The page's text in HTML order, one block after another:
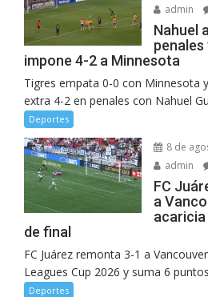
admin
Nahuel
penales
impone 4-2 a Minnesota
Tigres empata 0-0 con Minnesota
extra 4-2 en penales con Nahuel
Deportes
8 de
admin
FC
a
de final
FC Juárez remonta 3-1 a
Leagues Cup 2026 y suma 6
Deportes